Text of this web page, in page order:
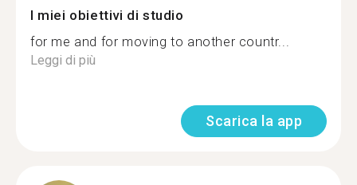
I miei obiettivi di studio
for me and for moving to another countr...
Leggi di più
Scarica la app